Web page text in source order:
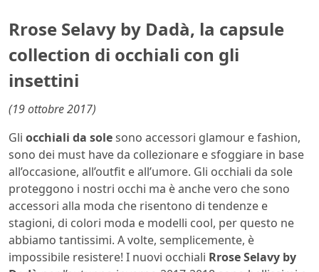
Rrose Selavy by Dadà, la capsule
collection di occhiali con gli
insettini
(19 ottobre 2017)
Gli occhiali da solesono accessori glamour e fashion,
sono dei must have da collezionare e sfoggiare in base
all’occasione, all’outfit e all’umore. Gli occhiali da sole
proteggono i nostri occhi ma è anche vero che sono
accessori alla moda che risentono di tendenze e
stagioni, di colori moda e modelli cool, per questo ne
abbiamo tantissimi. A volte, semplicemente, è
impossibile resistere! I nuovi occhiali Rrose Selavy by